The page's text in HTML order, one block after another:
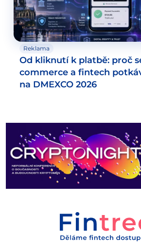
Reklama
Od kliknutí k platbě: proč
commerce a fintech
na DMEXCO 2026